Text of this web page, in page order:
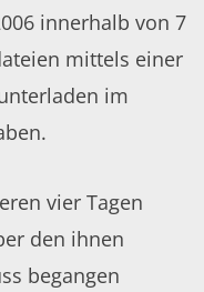
innerhalb von 7
mittels einer
im
vier Tagen
den ihnen
begangen